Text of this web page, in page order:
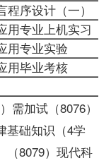
程序设计（一）
用专业上机实习
用专业实验
用毕业考核
加试（8076）
基础知识（4学
（8079）现代科